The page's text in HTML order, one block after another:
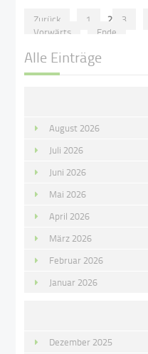
Zurück 1 2 3
Vorwärts
Ende
Alle Einträge
August 2026
Juli 2026
Juni 2026
Mai 2026
April 2026
März 2026
Februar 2026
Januar 2026
Dezember 2025